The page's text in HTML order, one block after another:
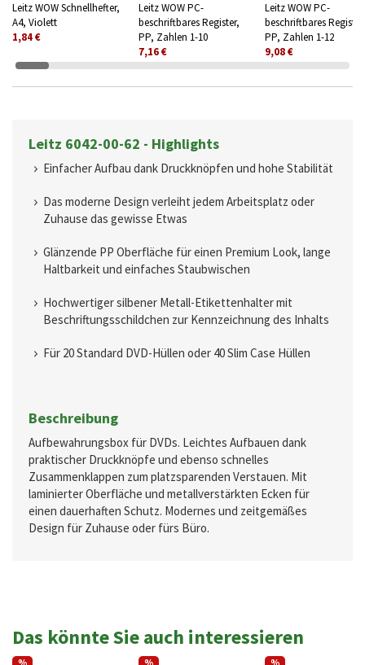
Leitz WOW Schnellhefter,
A4, Violett
1,84 €
Leitz WOW PC-
beschriftbares Register,
PP, Zahlen 1-10
7,16 €
Leitz WOW PC-
beschriftbares Register,
PP, Zahlen 1-12
9,08 €
Leitz 6042-00-62 - Highlights
Einfacher Aufbau dank Druckknöpfen und hohe Stabilität
Das moderne Design verleiht jedem Arbeitsplatz oder
Zuhause das gewisse Etwas
Glänzende PP Oberfläche für einen Premium Look, lange
Haltbarkeit und einfaches Staubwischen
Hochwertiger silbener Metall-Etikettenhalter mit
Beschriftungsschildchen zur Kennzeichnung des Inhalts
Für 20 Standard DVD-Hüllen oder 40 Slim Case Hüllen
Beschreibung
Aufbewahrungsbox für DVDs. Leichtes Aufbauen dank
praktischer Druckknöpfe und ebenso schnelles
Zusammenklappen zum platzsparenden Verstauen. Mit
laminierter Oberfläche und metallverstärkten Ecken für
einen dauerhaften Schutz. Modernes und zeitgemäßes
Design für Zuhause oder fürs Büro.
Das könnte Sie auch interessieren